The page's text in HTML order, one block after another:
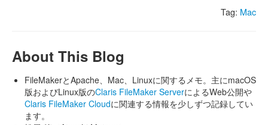
Tag: Mac
About This Blog
FileMakerとApache、Mac、Linuxに関するメモ。主にmacOS
版およびLinux版のClaris FileMaker ServerによるWeb公開や
Claris FileMaker Cloudに関連する情報を少しずつ記録してい
ます。